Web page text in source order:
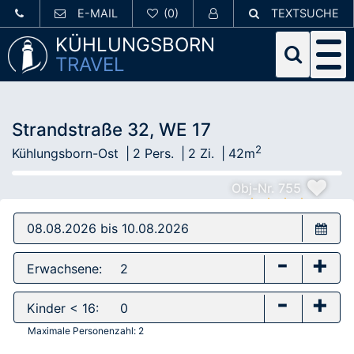
E-MAIL TEXTSUCHE
KÜHLUNGSBORN
TRAVEL
Strandstraße 32, WE 17
Kühlungsborn-Ost 2 Pers. 2 Zi. 42m2
Obj-Nr. 755
Erwachsene: - +
Kinder < 16: - +
Maximale Personenzahl: 2